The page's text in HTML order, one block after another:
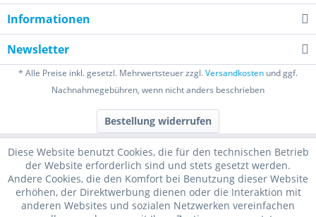
Informationen
Newsletter
* Alle Preise inkl. gesetzl. Mehrwertsteuer zzgl.Versandkosten und ggf.
Nachnahmegebühren, wenn nicht anders beschrieben
Bestellung widerrufen
Diese Website benutzt Cookies, die für den technischen Betrieb
der Website erforderlich sind und stets gesetzt werden.
Andere Cookies, die den Komfort bei Benutzung dieser Website
erhöhen, der Direktwerbung dienen oder die Interaktion mit
anderen Websites und sozialen Netzwerken vereinfachen